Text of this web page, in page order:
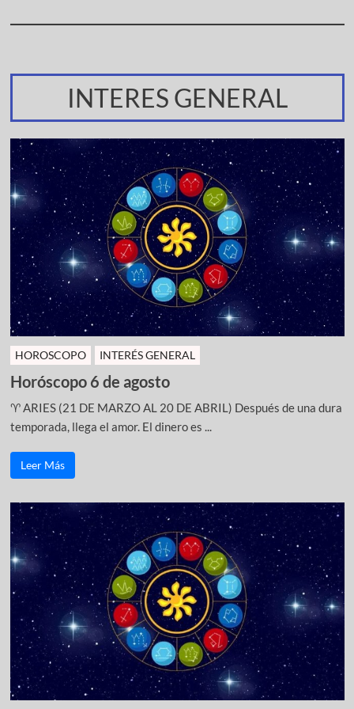
INTERES GENERAL
HOROSCOPO INTERÉS GENERAL
Horóscopo 6 de agosto
♈ ARIES (21 DE MARZO AL 20 DE ABRIL) Después de una dura
temporada, llega el amor. El dinero es ...
Leer Más